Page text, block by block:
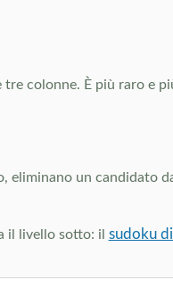
colonne. È più raro e
eliminano un candidato
il livello sotto: il sudoku